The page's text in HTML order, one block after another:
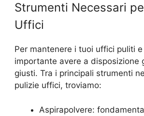
Strumenti Necessari
Uffici
Per mantenere i tuoi uffici puliti
importante avere a disposizione
giusti. Tra i principali strumenti
pulizie uffici, troviamo:
Aspirapolvere: